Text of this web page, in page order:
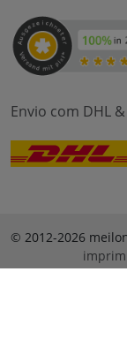
Envio com DHL
© 2012-2026